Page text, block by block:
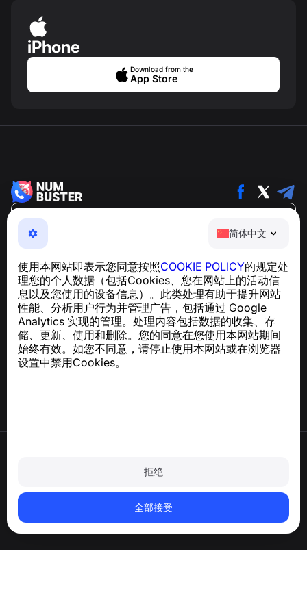
简体中文
使用本网站即表示您同意按照COOKIE POLICY的规定处
理您的个人数据（包括Cookies、您在网站上的活动信
息以及您使用的设备信息）。此类处理有助于提升网站
性能、分析用户行为并管理广告，包括通过 Google
Analytics 实现的管理。处理内容包括数据的收集、存
储、更新、使用和删除。您的同意在您使用本网站期间
始终有效。如您不同意，请停止使用本网站或在浏览器
设置中禁用Cookies。
拒绝
全部接受
iPhone
Download from the
App Store
NumBuster © 2013—2026 ·
support@numbuster.com
和骚扰短信的侵害
关于 GDPR 合规的咨询：support@numbuster.com
帮助中心
新闻与文章
关于项目
联系方式
删除账户和个人数据